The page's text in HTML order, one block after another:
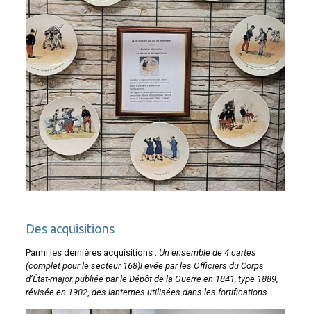
Des acquisitions
Parmi les dernières acquisitions : Un ensemble de 4 cartes
(complet pour le secteur 168)l evée par les Officiers du Corps
d’État-major, publiée par le Dépôt de la Guerre en 1841, type 1889,
révisée en 1902, des lanternes utilisées dans les fortifications ….